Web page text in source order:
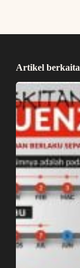
Artikel